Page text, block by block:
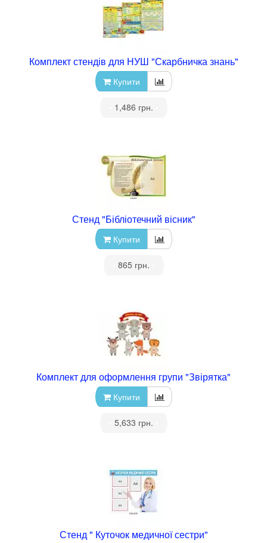
Комплект стендів для НУШ "Скарбничка знань"
Купити
1,486 грн.
Стенд "Бібліотечний вісник"
Купити
865 грн.
Комплект для оформлення групи "Звірятка"
Купити
5,633 грн.
Стенд " Куточок медичної сестри"